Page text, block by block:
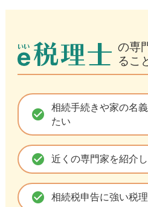
の専
るこ
check_circle
相続手続きや家の名
たい
check_circle 近くの専門家を紹介
check_circle 相続税申告に強い税